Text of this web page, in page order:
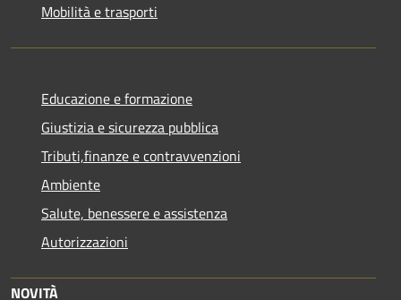
Mobilità e trasporti
Educazione e formazione
Giustizia e sicurezza pubblica
Tributi,finanze e contravvenzioni
Ambiente
Salute, benessere e assistenza
Autorizzazioni
NOVITÀ